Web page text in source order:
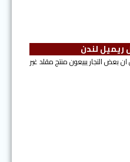
لندن
التجار يبيعون منتج مقلد غير